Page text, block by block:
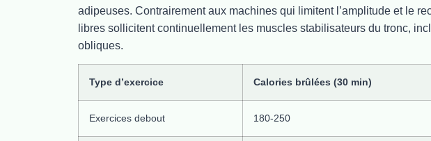
adipeuses. Contrairement aux machines qui limitent l’amplitude et le
libres sollicitent continuellement les muscles stabilisateurs du tronc,
obliques.
Type d’exercice Calories brûlées (30 min)
Exercices debout 180-250